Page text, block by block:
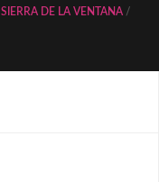
SIERRA DE LA VENTANA /